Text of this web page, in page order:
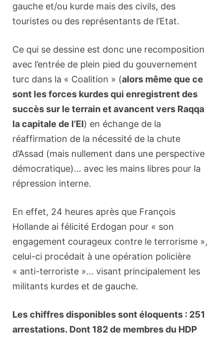
gauche et/ou kurde mais des civils, des
touristes ou des représentants de l’Etat.
Ce qui se dessine est donc une recomposition
avec l’entrée de plein pied du gouvernement
turc dans la « Coalition » (alors même que ce
sont les forces kurdes qui enregistrent des
succès sur le terrain et avancent vers Raqqa
la capitale de l’EI) en échange de la
réaffirmation de la nécessité de la chute
d’Assad (mais nullement dans une perspective
démocratique)… avec les mains libres pour la
répression interne.
En effet, 24 heures après que François
Hollande ai félicité Erdogan pour « son
engagement courageux contre le terrorisme »,
celui-ci procédait à une opération policière
« anti-terroriste »… visant principalement les
militants kurdes et de gauche.
Les chiffres disponibles sont éloquents : 251
arrestations. Dont 182 de membres du HDP